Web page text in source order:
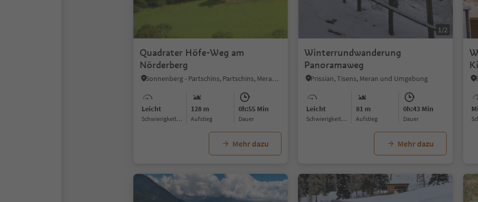
Quadrater Höfe-Weg am
Nörderberg
Sonnenberg - Partschins, Partschins, Meran und Umgebung
Leicht
Schwierigkeitsgrad
128 m
Aufstieg
0h:55 Min
Dauer
Mehr dazu
1/2
Winterrundwanderung
Panoramaweg
Prissian, Tisens, Meran und Umgebung
Leicht
Schwierigkeitsgrad
81 m
Aufstieg
0h:43 Min
Dauer
Mehr dazu